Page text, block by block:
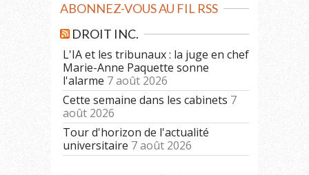
ABONNEZ-VOUS AU FIL RSS
DROIT INC.
L'IA et les tribunaux : la juge en chef
Marie-Anne Paquette sonne
l'alarme 7 août 2026
Cette semaine dans les cabinets 7
août 2026
Tour d'horizon de l'actualité
universitaire 7 août 2026